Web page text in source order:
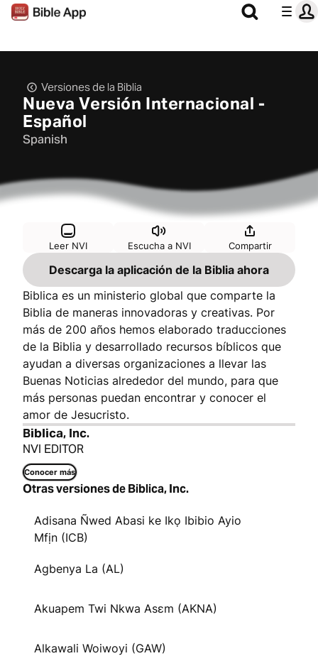
Versiones de la Biblia
Nueva Versión Internacional -
Español
Spanish
Leer NVI Escucha a NVI Compartir
Descarga la aplicación de la Biblia ahora
Biblica es un ministerio global que comparte la
Biblia de maneras innovadoras y creativas. Por
más de 200 años hemos elaborado traducciones
de la Biblia y desarrollado recursos bíblicos que
ayudan a diversas organizaciones a llevar las
Buenas Noticias alrededor del mundo, para que
más personas puedan encontrar y conocer el
amor de Jesucristo.
Biblica, Inc.
NVI EDITOR
Conocer más
Otras versiones de Biblica, Inc.
Adisana Ñwed Abasi ke Ikọ Ibibio Ayio
Mfịn (ICB)
Agbenya La (AL)
Akuapem Twi Nkwa Asɛm (AKNA)
Alkawali Woiwoyi (GAW)